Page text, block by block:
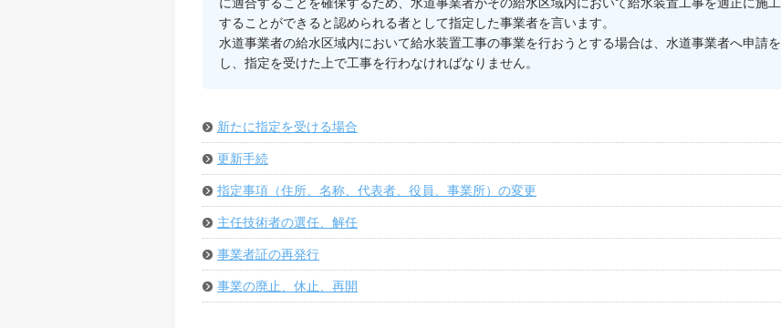
することができると認められる者として指定した事業者を言います。
水道事業者の給水区域内において給水装置工事の事業を行おうとする場合は、水道事業者へ申請を
し、指定を受けた上で工事を行わなければなりません。
新たに指定を受ける場合
更新手続
指定事項（住所、名称、代表者、役員、事業所）の変更
主任技術者の選任、解任
事業者証の再発行
事業の廃止、休止、再開